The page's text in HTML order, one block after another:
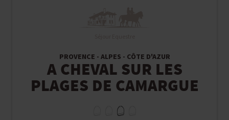
PROVENCE - ALPES - CÔTE D'AZUR
A CHEVAL SUR LES
PLAGES DE CAMARGUE